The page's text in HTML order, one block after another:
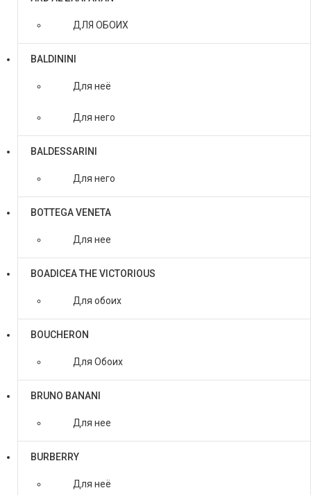
ДЛЯ ОБОИХ
BALDININI
Для неё
Для него
BALDESSARINI
Для него
BOTTEGA VENETA
Для нее
BOADICEA THE VICTORIOUS
Для обоих
BOUCHERON
Для Обоих
BRUNO BANANI
Для нее
BURBERRY
Для неё